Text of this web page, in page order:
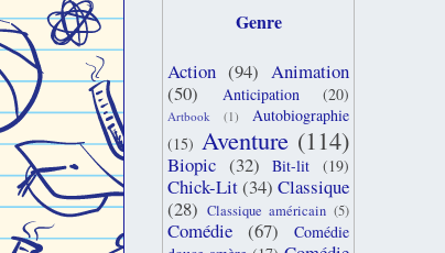
Genre
Action (94) Animation
(50)
Anticipation (20)
Artbook (1)
Autobiographie
(15) Aventure (114)
Biopic (32) Bit-lit (19)
Chick-Lit(34) Classique
(28) Classique américain (5)
Comédie (67)
Comédie